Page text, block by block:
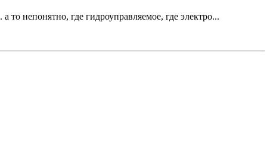
непонятно, где гидроуправляемое, где электро...